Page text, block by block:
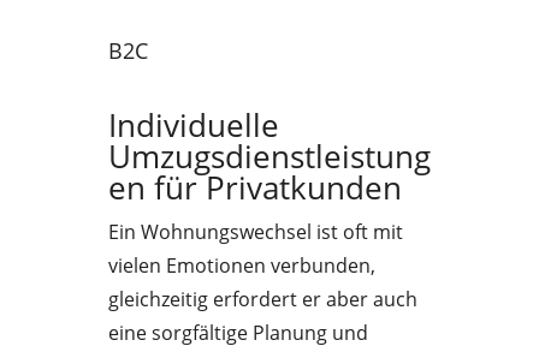
B2C
Individuelle
Umzugsdienstleistung
en für Privatkunden
Ein Wohnungswechsel ist oft mit
vielen Emotionen verbunden,
gleichzeitig erfordert er aber auch
eine sorgfältige Planung und